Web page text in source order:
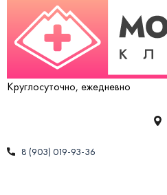
Круглосуточно, ежедневно
8 (903) 019-93-36